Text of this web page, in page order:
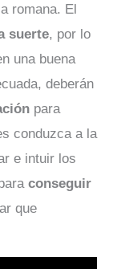
romana. El
suerte, por lo
una buena
deberán
para
conduzca a la
e intuir los
conseguir
que